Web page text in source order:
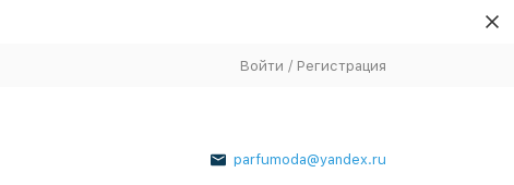
Войти / Регистрация
parfumoda@yandex.ru